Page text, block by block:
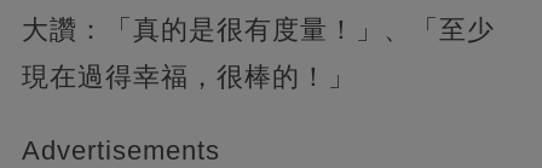
大讚：「真的是很有度量！」、「至少
現在過得幸福，很棒的！」
Advertisements